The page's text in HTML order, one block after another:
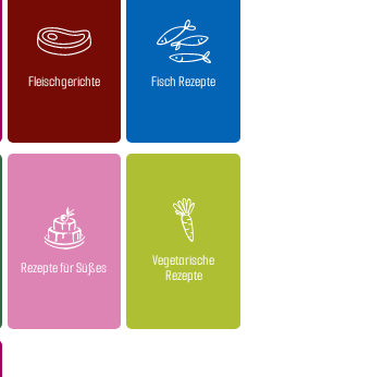
Fleischgerichte Fisch Rezepte
Rezepte für Süßes
Vegetarische
Rezepte